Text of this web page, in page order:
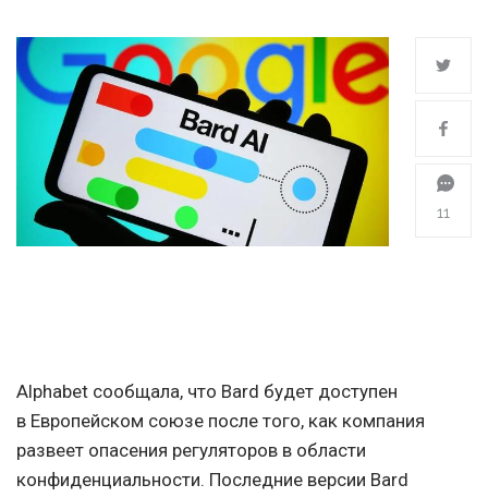
11
Alphabet сообщала, что Bard будет доступен
в Европейском союзе после того, как компания
развеет опасения регуляторов в области
конфиденциальности. Последние версии Bard